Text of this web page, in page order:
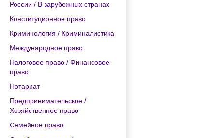
России / В зарубежных странах
Конституционное право
Криминология / Криминалистика
Международное право
Налоговое право / Финансовое
право
Нотариат
Предпринимательское /
Хозяйственное право
Семейное право